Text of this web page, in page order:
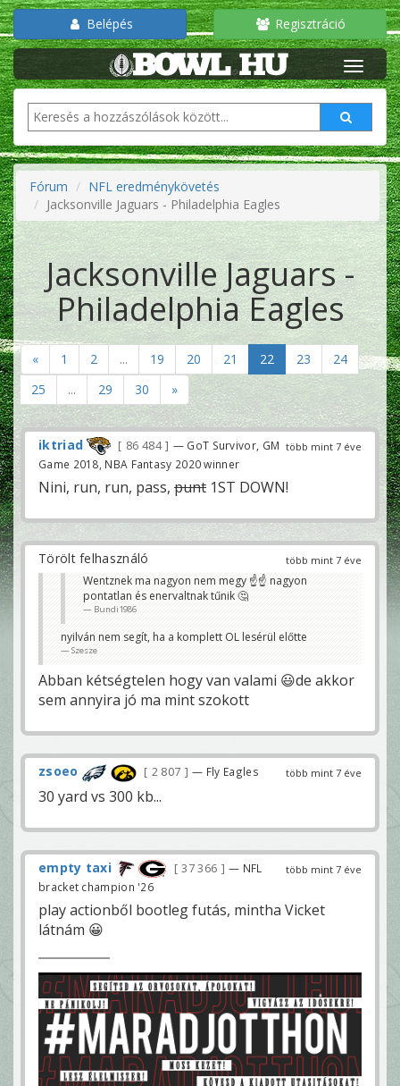
Belépés Regisztráció
Fórum
NFL eredménykövetés
Jacksonville Jaguars - Philadelphia Eagles
Jacksonville Jaguars -
Philadelphia Eagles
« 1 2 ... 19 20 21 22 23
24
25
... 29 30 »
több mint 7 éve
iktriad 86 484
— GoT Survivor, GM
Game 2018, NBA Fantasy 2020 winner
Nini, run, run, pass, punt 1ST DOWN!
több mint 7 éve
Törölt felhasználó
Wentznek ma nagyon nem megy ☝☝ nagyon
pontatlan és enervaltnak tűnik 🤔
Bundi1986
nyilván nem segít, ha a komplett OL lesérül előtte
Szesze
Abban kétségtelen hogy van valami 😃de akkor
sem annyira jó ma mint szokott
több mint 7 éve
zsoeo 2 807 — Fly Eagles
30 yard vs 300 kb...
több mint 7 éve
empty taxi 37 366
— NFL
bracket champion '26
play actionből bootleg futás, mintha Vicket
látnám 😀